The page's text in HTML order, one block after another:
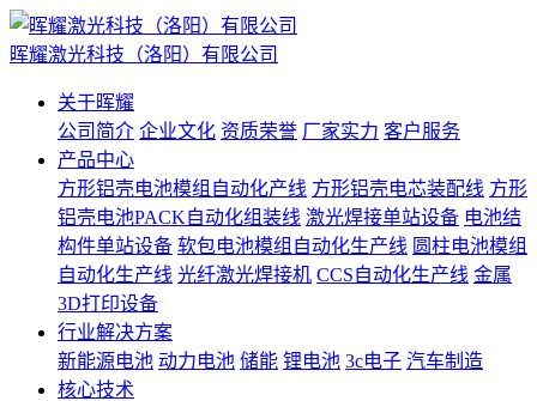
晖耀激光科技（洛阳）有限公司
关于晖耀
公司简介 企业文化 资质荣誉 厂家实力 客户服务
产品中心
方形铝壳电池模组自动化产线 方形铝壳电芯装配线 方形
铝壳电池PACK自动化组装线 激光焊接单站设备 电池结
构件单站设备 软包电池模组自动化生产线 圆柱电池模组
自动化生产线 光纤激光焊接机 CCS自动化生产线 金属
3D打印设备
行业解决方案
新能源电池 动力电池 储能 锂电池 3c电子 汽车制造
核心技术